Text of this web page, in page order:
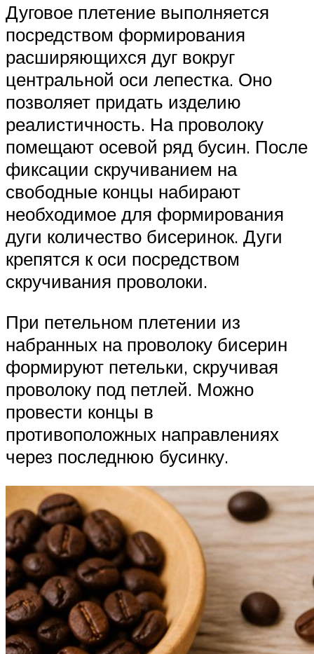
Дуговое плетение выполняется
посредством формирования
расширяющихся дуг вокруг
центральной оси лепестка. Оно
позволяет придать изделию
реалистичность. На проволоку
помещают осевой ряд бусин. После
фиксации скручиванием на
свободные концы набирают
необходимое для формирования
дуги количество бисеринок. Дуги
крепятся к оси посредством
скручивания проволоки.
При петельном плетении из
набранных на проволоку бисерин
формируют петельки, скручивая
проволоку под петлей. Можно
провести концы в
противоположных направлениях
через последнюю бусинку.